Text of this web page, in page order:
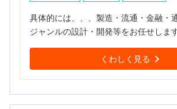
具体的には、、、製造・流通・金融・
ジャンルの設計・開発等をお任せしま
くわしく見る